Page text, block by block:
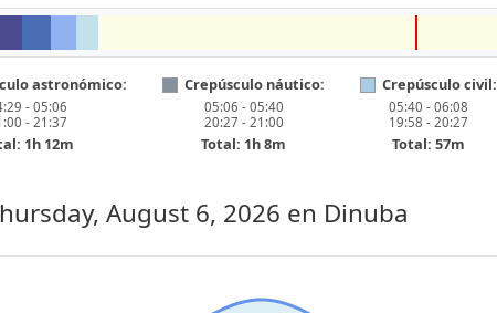
astronómico:
- 05:06
- 21:37
1h 12m
Crepúsculo náutico:
05:06 - 05:40
20:27 - 21:00
Total: 1h 8m
Crepúsculo civil:
05:40 - 06:08
19:58 - 20:27
Total: 57m
August 6, 2026 en Dinuba